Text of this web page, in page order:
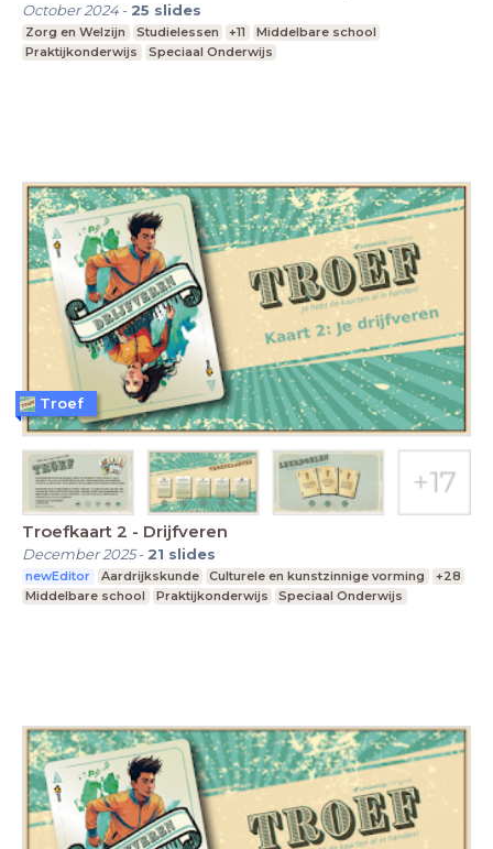
October 2024- 25 slides
Zorg en Welzijn Studielessen +11
Middelbare school
Praktijkonderwijs
Speciaal Onderwijs
Troefkaart 2 - Drijfveren
December 2025- 21 slides
newEditor Aardrijkskunde Culturele en kunstzinnige vorming
+28
Middelbare school
Praktijkonderwijs Speciaal Onderwijs
Troef